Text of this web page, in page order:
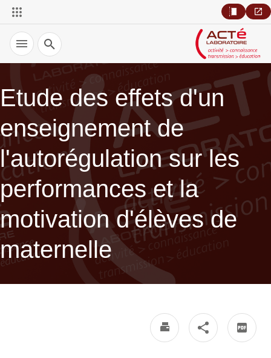
Recherche
Etude des effets d'un
enseignement de
l'autorégulation sur les
performances et la
motivation d'élèves de
maternelle